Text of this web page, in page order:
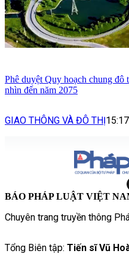
Phê duyệt Quy hoạch chung
nhìn đến năm 2075
GIAO THÔNG VÀ ĐÔ THỊ15:17
BÁO PHÁP LUẬT VIỆT
Chuyên trang truyền thông
Tổng Biên tập: Tiến sĩ Vũ